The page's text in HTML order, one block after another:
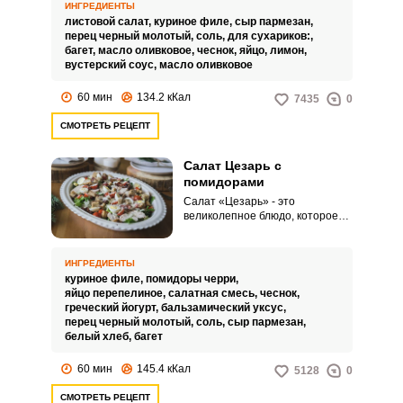
сухариками. Готовится он с
сухариками, как основной
ингредиент этого салата.
ИНГРЕДИЕНТЫ
листовой салат, куриное филе, сыр пармезан,
перец черный молотый, соль, для сухариков:,
багет, масло оливковое, чеснок, яйцо, лимон,
вустерский соус, масло оливковое
60 мин 134.2 кКал 7435 0
СМОТРЕТЬ РЕЦЕПТ
Салат Цезарь с
помидорами
Салат «Цезарь» - это
великолепное блюдо, которое
вариаций этого прекрасного
салата, а мы делимся одной из
них с вами – попробуйте!
ИНГРЕДИЕНТЫ
куриное филе, помидоры черри,
яйцо перепелиное, салатная смесь, чеснок,
греческий йогурт, бальзамический уксус,
перец черный молотый, соль, сыр пармезан,
белый хлеб, багет
60 мин 145.4 кКал 5128 0
СМОТРЕТЬ РЕЦЕПТ